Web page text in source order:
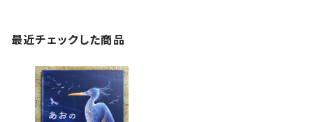
最近チェックした商品